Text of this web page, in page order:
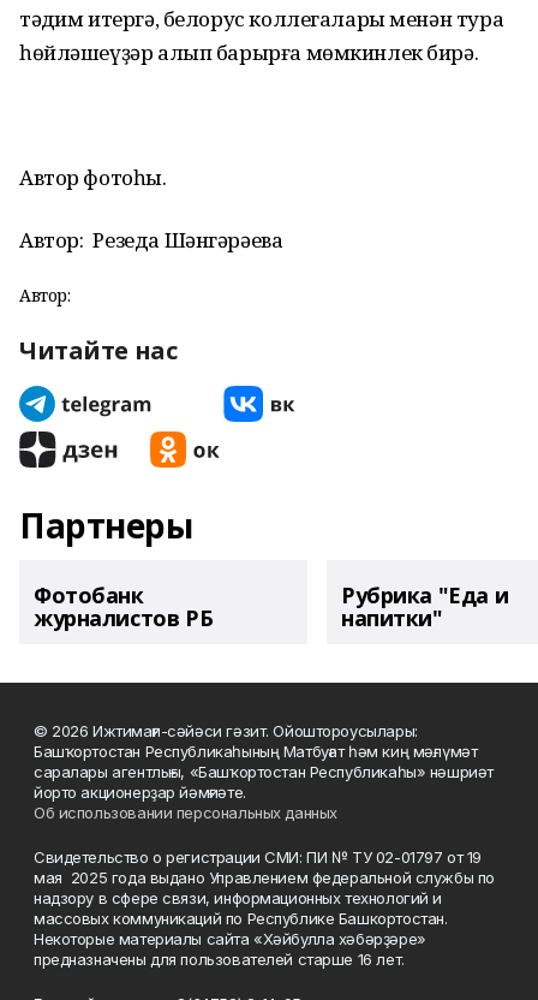
тәҡдим итергә, белорус коллегалары менән тура
һөйләшеүҙәр алып барырға мөмкинлек бирә.
Автор фотоһы.
Автор: Резеда Шәнгәрәева
Автор:
Читайте нас
Партнеры
Фотобанк
журналистов РБ
Рубрика "Еда и
напитки"
© 2026 Ижтимағи-сәйәси гәзит. Ойоштороусылары:
Башҡортостан Республикаһының Матбуғат һәм киң мәғлүмәт
саралары агентлығы, «Башҡортостан Республикаһы» нәшриәт
йорто акционерҙар йәмғиәте.
Об использовании персональных данных
Свидетельство о регистрации СМИ: ПИ № ТУ 02-01797 от 19
мая 2025 года выдано Управлением федеральной службы по
надзору в сфере связи, информационных технологий и
массовых коммуникаций по Республике Башкортостан.
Некоторые материалы сайта «Хәйбулла хәбәрҙәре»
предназначены для пользователей старше 16 лет.